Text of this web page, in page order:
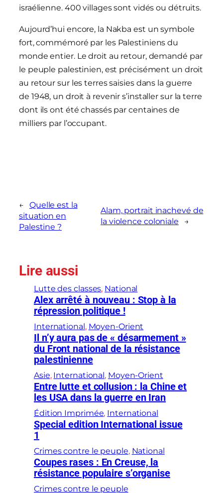
israélienne. 400 villages sont vidés ou détruits.
Aujourd’hui encore, la Nakba est un symbole
fort, commémoré par les Palestiniens du
monde entier. Le droit au retour, demandé par
le peuple palestinien, est précisément un droit
au retour sur les terres saisies dans la guerre
de 1948, un droit à revenir s’installer sur la terre
dont ils ont été chassés par centaines de
milliers par l’occupant.
←
Quelle est la
situation en
Palestine ?
Alam, portrait inachevé de
la violence coloniale
→
Lire aussi
Lutte des classes, National
Alex arrêté à nouveau : Stop à la
répression politique !
International , Moyen-Orient
Il n’y aura pas de « désarmement »
du Front national de la résistance
palestinienne
Asie, International , Moyen-Orient
Entre lutte et collusion : la Chine et
les USA dans la guerre en Iran
Édition Imprimée, International
Special edition International issue
1
Crimes contre le peuple, National
Coupes rases : En Creuse, la
résistance populaire s’organise
Crimes contre le peuple